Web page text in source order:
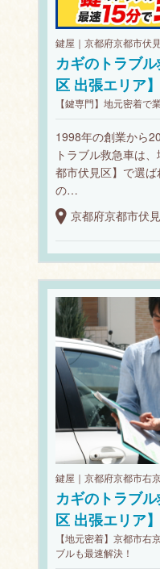
鍵屋｜京都府京都市伏
カギのトラブ
区 出張エリア】
【鍵専門】地元密着で
1998年の創業から
トラブル救急車は
都市伏見区】で選
の…
京都府京都市伏
鍵屋｜京都府京都市右
カギのトラブ
区 出張エリア】
【地元密着】京都市右
ブルも最速解決！